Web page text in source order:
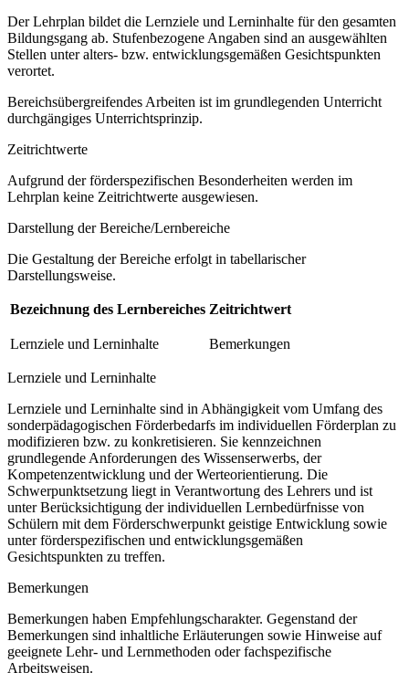
Der Lehrplan bildet die Lernziele und Lerninhalte für den gesamten
Bildungsgang ab. Stufenbezogene Angaben sind an ausgewählten
Stellen unter alters- bzw. entwicklungsgemäßen Gesichtspunkten
verortet.
Bereichsübergreifendes Arbeiten ist im grundlegenden Unterricht
durchgängiges Unterrichtsprinzip.
Zeitrichtwerte
Aufgrund der förderspezifischen Besonderheiten werden im
Lehrplan keine Zeitrichtwerte ausgewiesen.
Darstellung der Bereiche/Lernbereiche
Die Gestaltung der Bereiche erfolgt in tabellarischer
Darstellungsweise.
Bezeichnung des Lernbereiches Zeitrichtwert
Lernziele und Lerninhalte Bemerkungen
Lernziele und Lerninhalte
Lernziele und Lerninhalte sind in Abhängigkeit vom Umfang des
sonderpädagogischen Förderbedarfs im individuellen Förderplan zu
modifizieren bzw. zu konkretisieren. Sie kennzeichnen
grundlegende Anforderungen des Wissenserwerbs, der
Kompetenzentwicklung und der Werteorientierung. Die
Schwerpunktsetzung liegt in Verantwortung des Lehrers und ist
unter Berücksichtigung der individuellen Lernbedürfnisse von
Schülern mit dem Förderschwerpunkt geistige Entwicklung sowie
unter förderspezifischen und entwicklungsgemäßen
Gesichtspunkten zu treffen.
Bemerkungen
Bemerkungen haben Empfehlungscharakter. Gegenstand der
Bemerkungen sind inhaltliche Erläuterungen sowie Hinweise auf
geeignete Lehr- und Lernmethoden oder fachspezifische
Arbeitsweisen.